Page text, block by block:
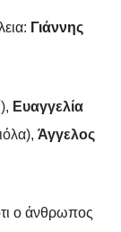
Γιάννης
Ευαγγελία
Άγγελος
ο άνθρωπος